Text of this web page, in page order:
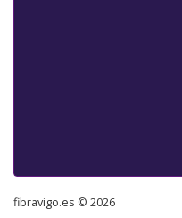
fibravigo.es © 2026